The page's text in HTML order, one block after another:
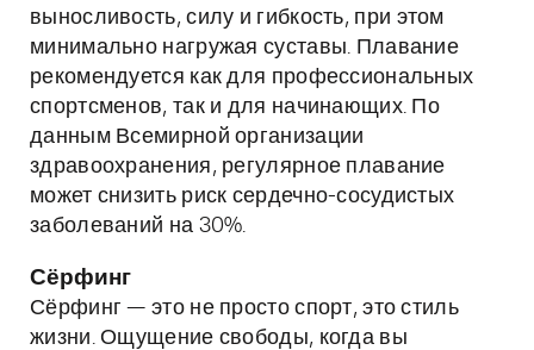
выносливость, силу и гибкость, при этом
минимально нагружая суставы. Плавание
рекомендуется как для профессиональных
спортсменов, так и для начинающих. По
данным Всемирной организации
здравоохранения, регулярное плавание
может снизить риск сердечно-сосудистых
заболеваний на 30%.
Сёрфинг
Сёрфинг — это не просто спорт, это стиль
жизни. Ощущение свободы, когда вы